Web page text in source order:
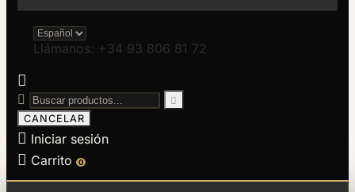
Llámanos: +34 93 806 81 72



CANCELAR
 Iniciar sesión
 Carrito 0